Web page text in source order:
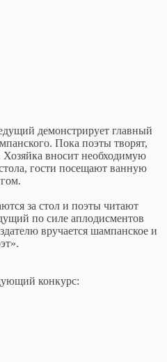
демонстрирует главный
Пока поэты творят,
Хозяйка вносит необходимую
гости посещают ванную
за стол и поэты читают
по силе аплодисментов
вручается шампанское и
конкурс: